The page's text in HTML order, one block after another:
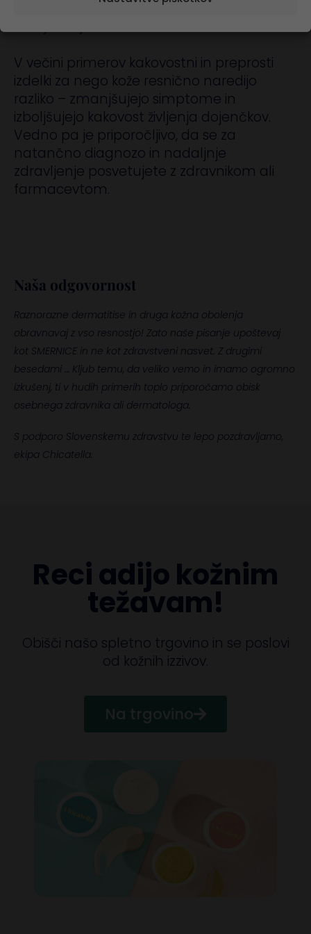
za nego kože, lahko bistveno izboljšaš
V večini primerov kakovostni in preprosti
izdelki za nego kože resnično naredijo
razliko – zmanjšujejo simptome in
izboljšujejo kakovost življenja dojenčkov.
Vedno pa je priporočljivo, da se za
natančno diagnozo in nadaljnje
zdravljenje posvetujete z zdravnikom ali
farmacevtom.
Naša odgovornost
Raznorazne dermatitise in druga kožna obolenja
obravnavaj z vso resnostjo! Zato naše pisanje upoštevaj
kot SMERNICE in ne kot zdravstveni nasvet. Z drugimi
besedami … Kljub temu, da veliko vemo in imamo ogromno
izkušenj, ti v hudih primerih toplo priporočamo obisk
osebnega zdravnika ali dermatologa.
S podporo Slovenskemu zdravstvu te lepo pozdravljamo,
ekipa Chicatella.
Reci adijo kožnim
težavam!
Obišči našo spletno trgovino in se poslovi
od kožnih izzivov.
Na trgovino